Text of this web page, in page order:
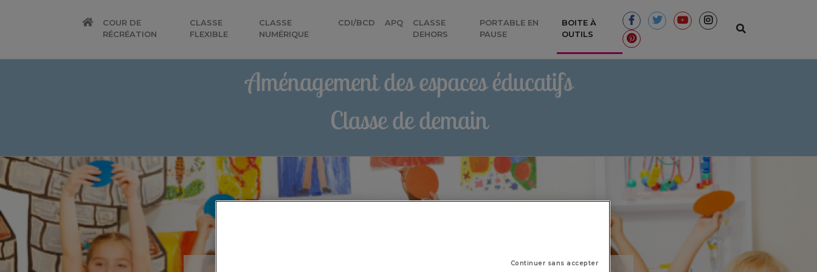
COUR DE
RÉCRÉATION
CLASSE
FLEXIBLE
CLASSE
NUMÉRIQUE
CDI/BCD APQ
CLASSE
DEHORS
PORTABLE EN
PAUSE
BOITE À
OUTILS (CURRENT)
Aménagement des espaces éducatifs
Classe de demain
Continuer sans accepter